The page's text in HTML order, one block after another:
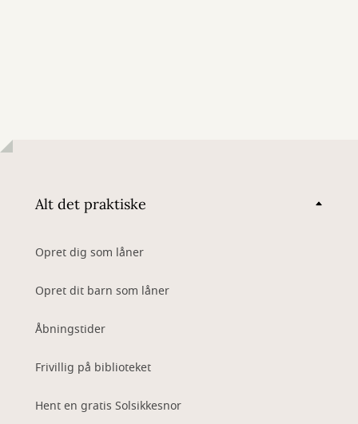
Alt det praktiske
Opret dig som låner
Opret dit barn som låner
Åbningstider
Frivillig på biblioteket
Hent en gratis Solsikkesnor